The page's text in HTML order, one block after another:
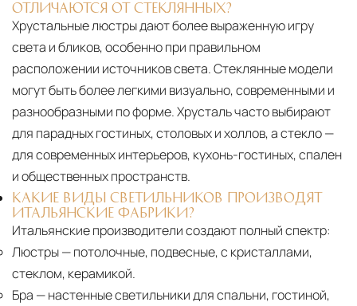
ОТЛИЧАЮТСЯ ОТ СТЕКЛЯННЫХ?
Хрустальные люстры дают более выраженную игру
света и бликов, особенно при правильном
расположении источников света. Стеклянные модели
могут быть более легкими визуально, современными и
разнообразными по форме. Хрусталь часто выбирают
для парадных гостиных, столовых и холлов, а стекло —
для современных интерьеров, кухонь-гостиных, спален
и общественных пространств.
КАКИЕ ВИДЫ СВЕТИЛЬНИКОВ ПРОИЗВОДЯТ
ИТАЛЬЯНСКИЕ ФАБРИКИ?
Итальянские производители создают полный спектр:
Люстры— потолочные, подвесные, с кристаллами,
стеклом, керамикой.
Бра — настенные светильники для спальни, гостиной,